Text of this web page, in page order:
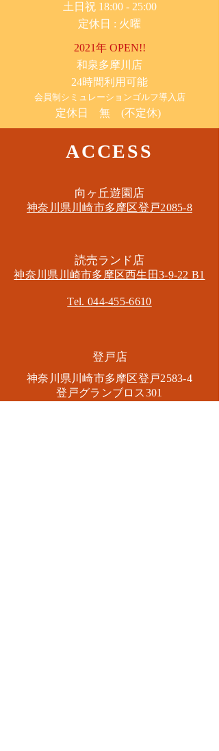
土日祝 18:00 - 25:00
​定休日 : 火曜
2021年 OPEN!!
​和泉多摩川店
24時間利用可能
​会員制シミュレーションゴルフ導入店
定休日 無 (不定休)
ACCESS
​向ヶ丘遊園店
神奈川県川崎市多摩区​登戸2085-8
​読売ランド店
神奈川県川崎市多摩区​西生田3-9-22 B1
Tel. 044-455-6610
​登戸店
神奈川県川崎市多摩区​登戸2583-4
​登戸グランブロス301